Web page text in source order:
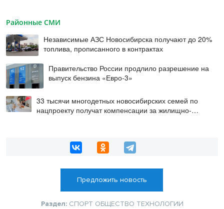
Районные СМИ
Независимые АЗС Новосибирска получают до 20%
топлива, прописанного в контрактах
Правительство России продлило разрешение на
выпуск бензина «Евро-3»
33 тысячи многодетных новосибирских семей по
нацпроекту получат компенсации за жилищно-
Предложить новость
Раздел: СПОРТ ОБЩЕСТВО ТЕХНОЛОГИИ